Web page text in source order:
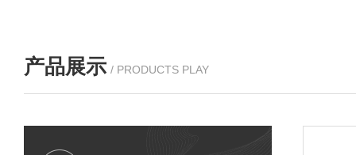
产品展示 / PRODUCTS PLAY